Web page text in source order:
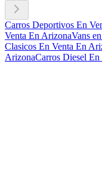
Carros Deportivos En
Venta En ArizonaVans
Clasicos En Venta En
ArizonaCarros Diesel